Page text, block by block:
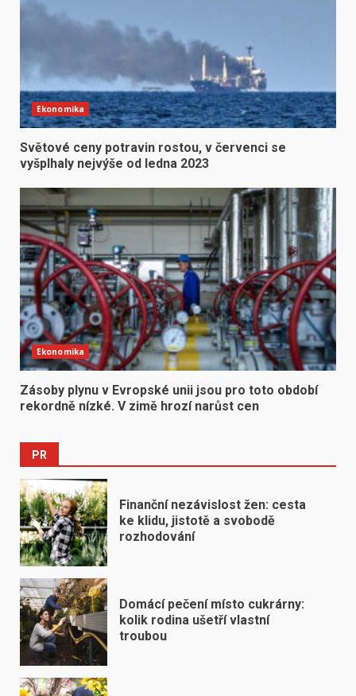
Ekonomika
Světové ceny potravin rostou, v červenci se
vyšplhaly nejvýše od ledna 2023
Ekonomika
Zásoby plynu v Evropské unii jsou pro toto období
rekordně nízké. V zimě hrozí narůst cen
PR
Finanční nezávislost žen: cesta
ke klidu, jistotě a svobodě
rozhodování
Domácí pečení místo cukrárny:
kolik rodina ušetří vlastní
troubou